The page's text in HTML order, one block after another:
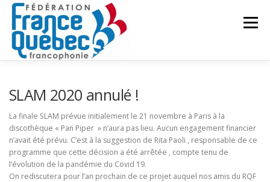
Aller
contenu
Menu
ACTUALITÉS CONGRÈS COMMUN CONTACT
INTRANET
SLAM 2020 annulé !
La finale SLAM prévue initialement le 21 novembre à Paris à la
discothèque « Pan Piper » n’aura pas lieu. Aucun engagement financier
n’avait été prévu. C’est à la suggestion de Rita Paoli , responsable de ce
programme que cette décision a été arrêtée , compte tenu de
l’évolution de la pandémie du Covid 19.
On rediscutera pour l’an prochain de ce projet auquel nos amis du RQF